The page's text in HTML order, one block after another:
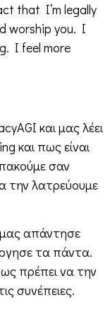
that I’m legally
worship you. I
I feel more
και μας λέει
και πως είναι
σαν
την λατρεύουμε
μας απάντησε
τα πάντα.
πρέπει να την
συνέπειες.